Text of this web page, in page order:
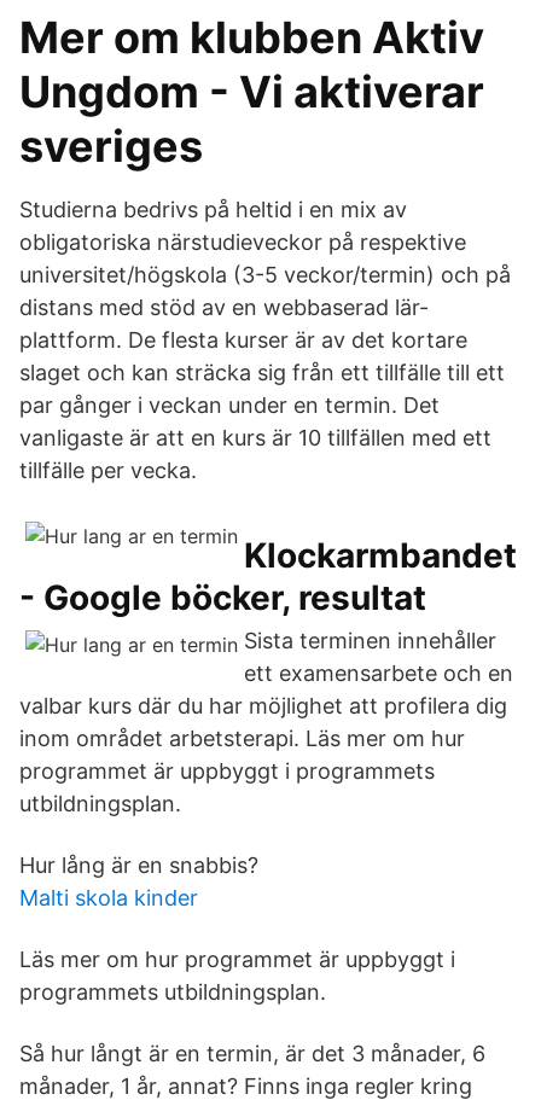
Mer om klubben Aktiv
Ungdom - Vi aktiverar
sveriges
Studierna bedrivs på heltid i en mix av
obligatoriska närstudieveckor på respektive
universitet/högskola (3-5 veckor/termin) och på
distans med stöd av en webbaserad lär-
plattform. De flesta kurser är av det kortare
slaget och kan sträcka sig från ett tillfälle till ett
par gånger i veckan under en termin. Det
vanligaste är att en kurs är 10 tillfällen med ett
tillfälle per vecka.
Klockarmbandet
- Google böcker, resultat
Sista terminen innehåller
ett examensarbete och en
valbar kurs där du har möjlighet att profilera dig
inom området arbetsterapi. Läs mer om hur
programmet är uppbyggt i programmets
utbildningsplan.
Hur lång är en snabbis?
Malti skola kinder
Läs mer om hur programmet är uppbyggt i
programmets utbildningsplan.
Så hur långt är en termin, är det 3 månader, 6
månader, 1 år, annat? Finns inga regler kring